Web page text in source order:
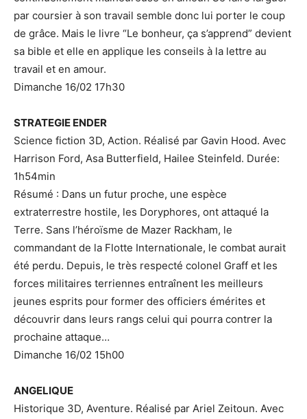
par coursier à son travail semble donc lui porter le coup
de grâce. Mais le livre “Le bonheur, ça s’apprend” devient
sa bible et elle en applique les conseils à la lettre au
travail et en amour.
Dimanche 16/02 17h30
STRATEGIE ENDER
Science fiction 3D, Action. Réalisé par Gavin Hood. Avec
Harrison Ford, Asa Butterfield, Hailee Steinfeld. Durée:
1h54min
Résumé : Dans un futur proche, une espèce
extraterrestre hostile, les Doryphores, ont attaqué la
Terre. Sans l’héroïsme de Mazer Rackham, le
commandant de la Flotte Internationale, le combat aurait
été perdu. Depuis, le très respecté colonel Graff et les
forces militaires terriennes entraînent les meilleurs
jeunes esprits pour former des officiers émérites et
découvrir dans leurs rangs celui qui pourra contrer la
prochaine attaque…
Dimanche 16/02 15h00
ANGELIQUE
Historique 3D, Aventure. Réalisé par Ariel Zeitoun. Avec